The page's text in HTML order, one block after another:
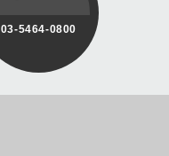
03-5464-0800